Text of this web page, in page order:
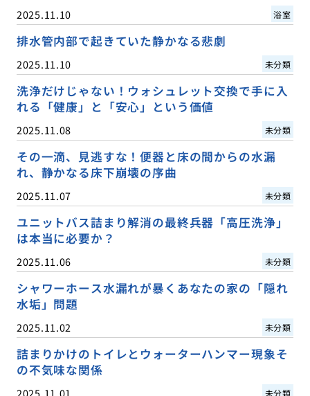
2025.11.10 浴室
排水管内部で起きていた静かなる悲劇
2025.11.10 未分類
洗浄だけじゃない！ウォシュレット交換で手に入
れる「健康」と「安心」という価値
2025.11.08 未分類
その一滴、見逃すな！便器と床の間からの水漏
れ、静かなる床下崩壊の序曲
2025.11.07 未分類
ユニットバス詰まり解消の最終兵器「高圧洗浄」
は本当に必要か？
2025.11.06 未分類
シャワーホース水漏れが暴くあなたの家の「隠れ
水垢」問題
2025.11.02 未分類
詰まりかけのトイレとウォーターハンマー現象そ
の不気味な関係
2025.11.01 未分類